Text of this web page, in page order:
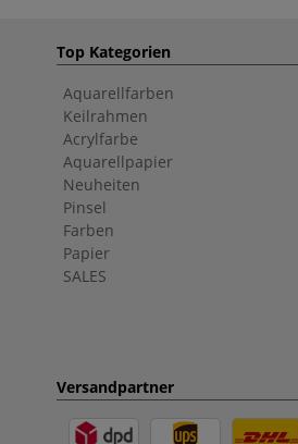
Top Kategorien
Aquarellfarben
Keilrahmen
Acrylfarbe
Aquarellpapier
Neuheiten
Pinsel
Farben
Papier
SALES
Versandpartner